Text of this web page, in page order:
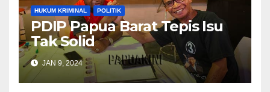
HUKUM KRIMINAL POLITIK
PDIP Papua Barat Tepis Isu
Tak Solid
JAN 9, 2024